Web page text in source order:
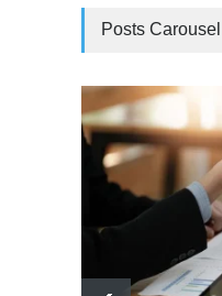
Posts Carousel